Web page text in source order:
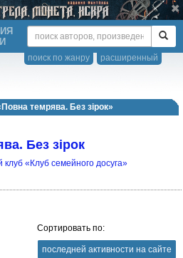
расширенный
поиск по жанру
темрява. Без зірок»
Без зірок
клуб «Клуб семейного досуга»
Сортировать по:
последней активности на сайте